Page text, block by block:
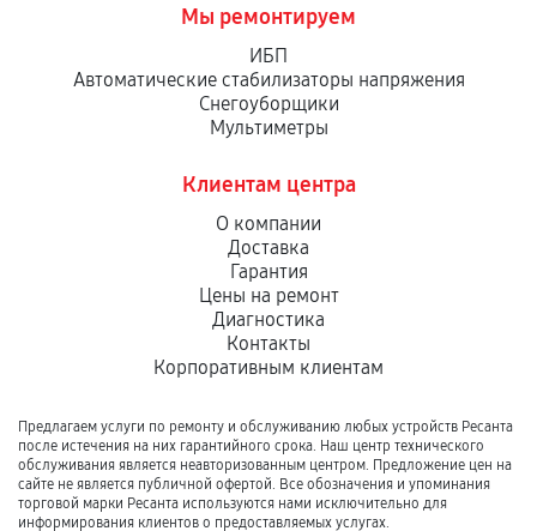
Мы ремонтируем
ИБП
Автоматические стабилизаторы напряжения
Снегоуборщики
Мультиметры
Клиентам центра
О компании
Доставка
Гарантия
Цены на ремонт
Диагностика
Контакты
Корпоративным клиентам
Предлагаем услуги по ремонту и обслуживанию любых устройств Ресанта
после истечения на них гарантийного срока. Наш центр технического
обслуживания является неавторизованным центром. Предложение цен на
сайте не является публичной офертой. Все обозначения и упоминания
торговой марки Ресанта используются нами исключительно для
информирования клиентов о предоставляемых услугах.